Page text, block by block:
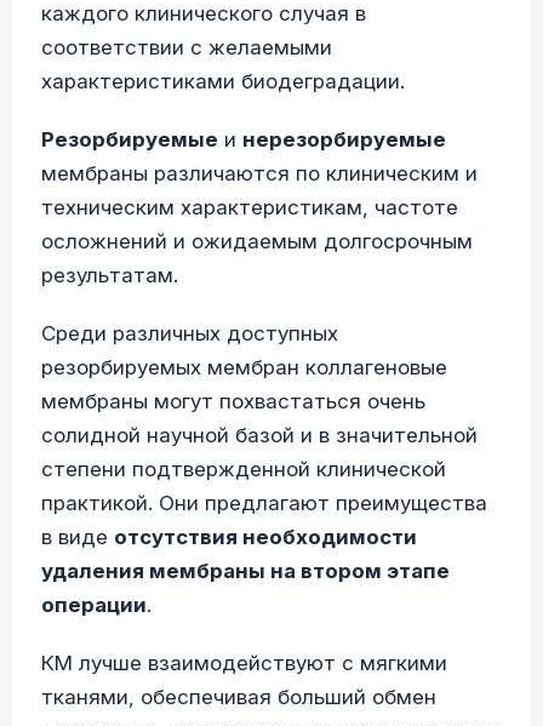
каждого клинического случая в
соответствии с желаемыми
характеристиками биодеградации.
Резорбируемые и нерезорбируемые
мембраны различаются по клиническим и
техническим характеристикам, частоте
осложнений и ожидаемым долгосрочным
результатам.
Среди различных доступных
резорбируемых мембран коллагеновые
мембраны могут похвастаться очень
солидной научной базой и в значительной
степени подтвержденной клинической
практикой. Они предлагают преимущества
в виде отсутствия необходимости
удаления мембраны на втором этапе
операции.
КМ лучше взаимодействуют с мягкими
тканями, обеспечивая больший обмен